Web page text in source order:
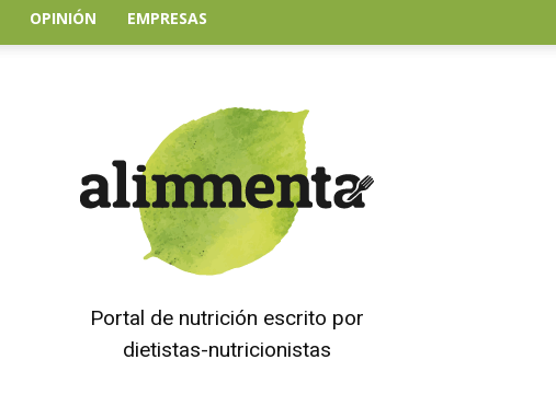
OPINIÓN EMPRESAS
Portal de nutrición escrito por
dietistas-nutricionistas